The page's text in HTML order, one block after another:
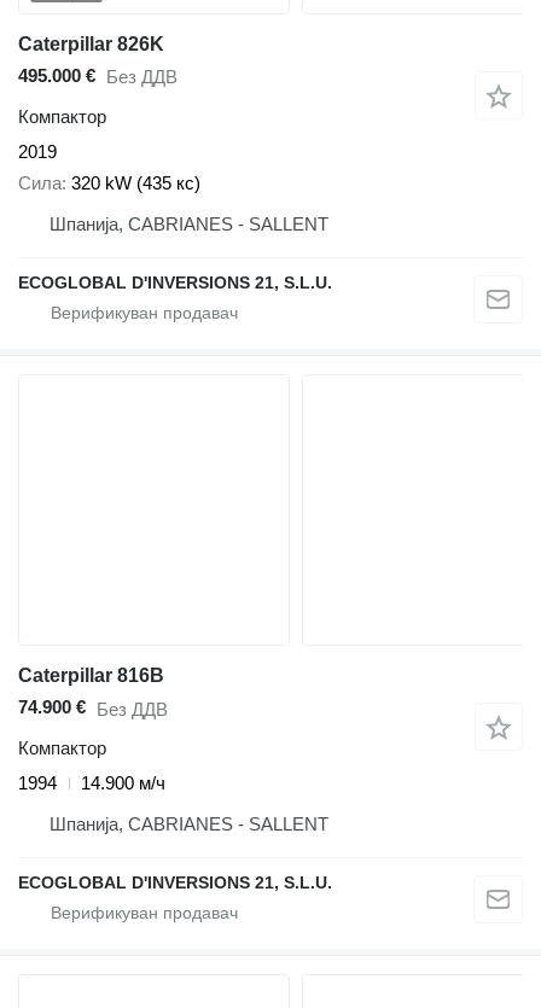
Caterpillar 826K
495.000 € Без ДДВ
Компактор
2019
Сила 320 kW (435 кс)
Шпанија, CABRIANES - SALLENT
ECOGLOBAL D'INVERSIONS 21, S.L.U.
Caterpillar 816B
74.900 € Без ДДВ
Компактор
1994
14.900 м/ч
Шпанија, CABRIANES - SALLENT
ECOGLOBAL D'INVERSIONS 21, S.L.U.